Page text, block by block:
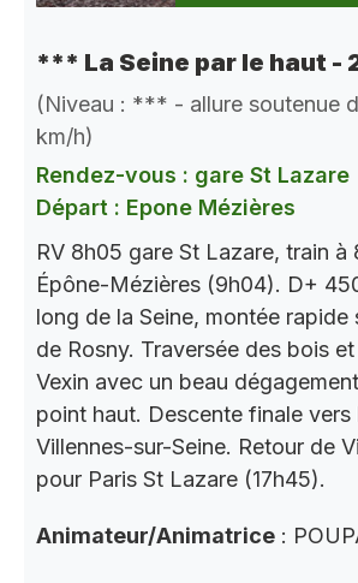
*** La Seine par le haut -
(Niveau : *** - allure soutenue
km/h)
Rendez-vous : gare St Lazare
Départ : Epone Mézières
RV 8h05 gare St Lazare, train à
Épône-Mézières (9h04). D+
long de la Seine, montée rapide
de Rosny. Traversée des bois
Vexin avec un beau
point haut. Descente finale
Villennes-sur-Seine. Retour de
pour Paris St Lazare (17h45).
Animateur/Animatrice :